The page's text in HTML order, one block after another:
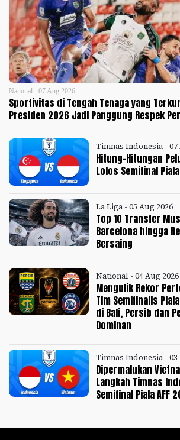
National - 07 Aug 2026
Sportivitas di Tengah Tenaga yang
Presiden 2026 Jadi Panggung Respek
Timnas Indonesia - 07
Hitung-Hitungan
Lolos Semifinal
La Liga - 05 Aug 2026
Top 10 Transfer
Barcelona hingga
Bersaing
National - 04 Aug 2026
Mengulik Rekor
Tim Semifinalis
di Bali, Persib dan
Dominan
Timnas Indonesia - 03
Dipermalukan
Langkah Timnas
Semifinal Piala AFF